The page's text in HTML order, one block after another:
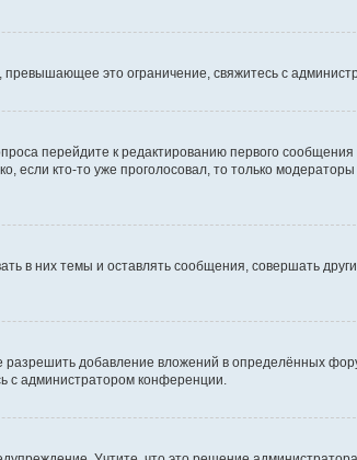
это ограничение, свяжитесь с
перейдите к редактированию первого сообщения
если кто-то уже проголосовал, то только
в них темы и оставлять сообщения, совершать
добавление вложений в определённых
с администратором конференции.